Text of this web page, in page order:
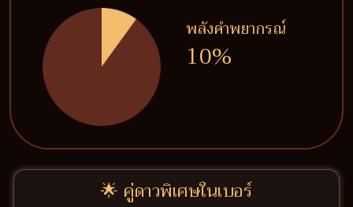
พลังคำพยากรณ์
10%
🌟 คู่ดาวพิเศษในเบอร์